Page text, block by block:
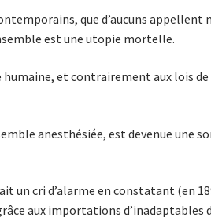
que d’aucuns
est une utopie mortelle.
et contrairement aux lois de
anesthésiée, est devenue une
un cri d’alarme en constatant (en
aux importations